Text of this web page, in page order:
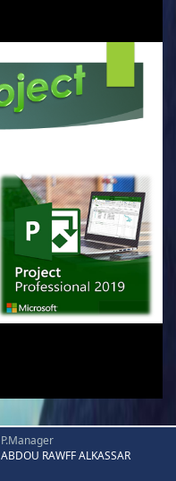
P.Manager
ABDOU RAWFF ALKASSAR